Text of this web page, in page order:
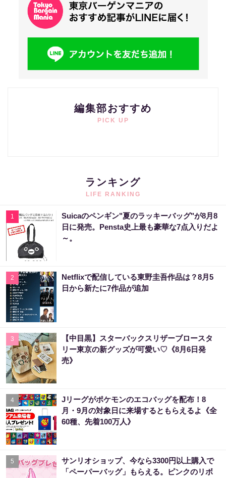
編集部おすすめ
PICK UP
ランキング
LIFE RANKING
1
Suicaのペンギン"夏のラッキーバッグ"が8月8
日に発売。Pensta史上最も豪華な7点入りだよ
～。
2
Netflixで配信している東野圭吾作品は？8月5
日から新たに7作品が追加
3
【中目黒】スターバックスリザーブロースタ
リー東京の新グッズが可愛い♡《8月6日発
売》
4
Jリーグがポケモンのエコバッグを配布！8
月・9月の対象日に来場するともらえるよ《全
60種、先着100万人》
5
サンリオショップ、今なら3300円以上購入で
「ペーパーバッグ」もらえる。ピンクのリボ